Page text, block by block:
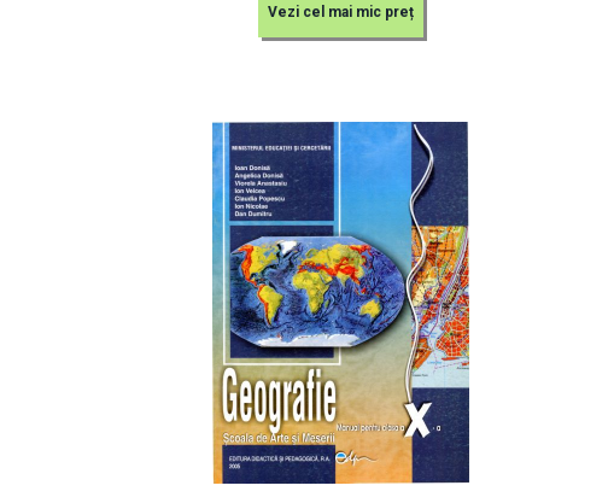
Vezi cel mai mic preț